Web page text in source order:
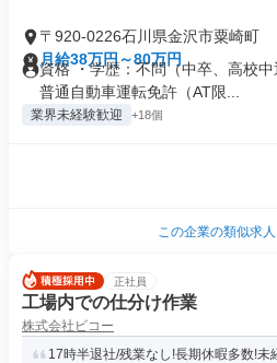
〒920-0226石川県金沢市粟崎町
月給38万円～80万円
資格 ・学歴：不問（中卒、高校
普通自動車運転免許（AT限...
業界未経験歓迎 +18個
この企業の類似求
正社員
工場内での仕分け作業
株式会社ビコー
17時半退社/残業なし!長期休暇多数!未